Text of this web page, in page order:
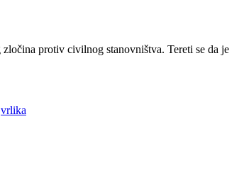
protiv civilnog stanovništva. Tereti se da je
vrlika